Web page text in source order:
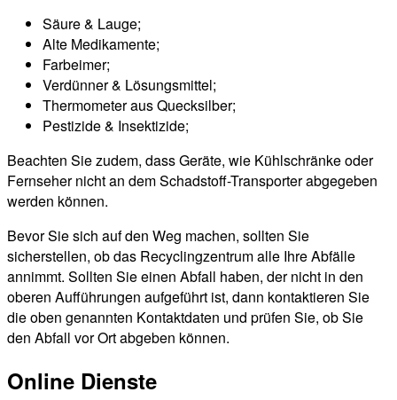
Säure & Lauge;
Alte Medikamente;
Farbeimer;
Verdünner & Lösungsmittel;
Thermometer aus Quecksilber;
Pestizide & Insektizide;
Beachten Sie zudem, dass Geräte, wie Kühlschränke oder
Fernseher nicht an dem Schadstoff-Transporter abgegeben
werden können.
Bevor Sie sich auf den Weg machen, sollten Sie
sicherstellen, ob das Recyclingzentrum alle Ihre Abfälle
annimmt. Sollten Sie einen Abfall haben, der nicht in den
oberen Aufführungen aufgeführt ist, dann kontaktieren Sie
die oben genannten Kontaktdaten und prüfen Sie, ob Sie
den Abfall vor Ort abgeben können.
Online Dienste